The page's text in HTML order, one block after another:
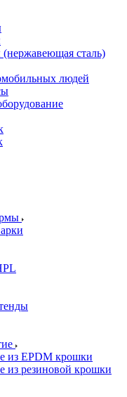
сталь)
людей
из EPDM крошки
из резиновой крошки